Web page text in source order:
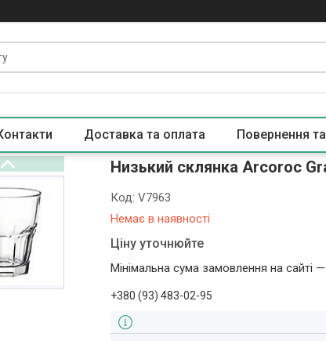
Доставка та оплата Повернення
Низький склянка Arcoroc
Немає в наявності
Код:V7963
Ціну уточнюйте
Мінімальна сума замовлення на сайті
+380 (93) 483-02-95